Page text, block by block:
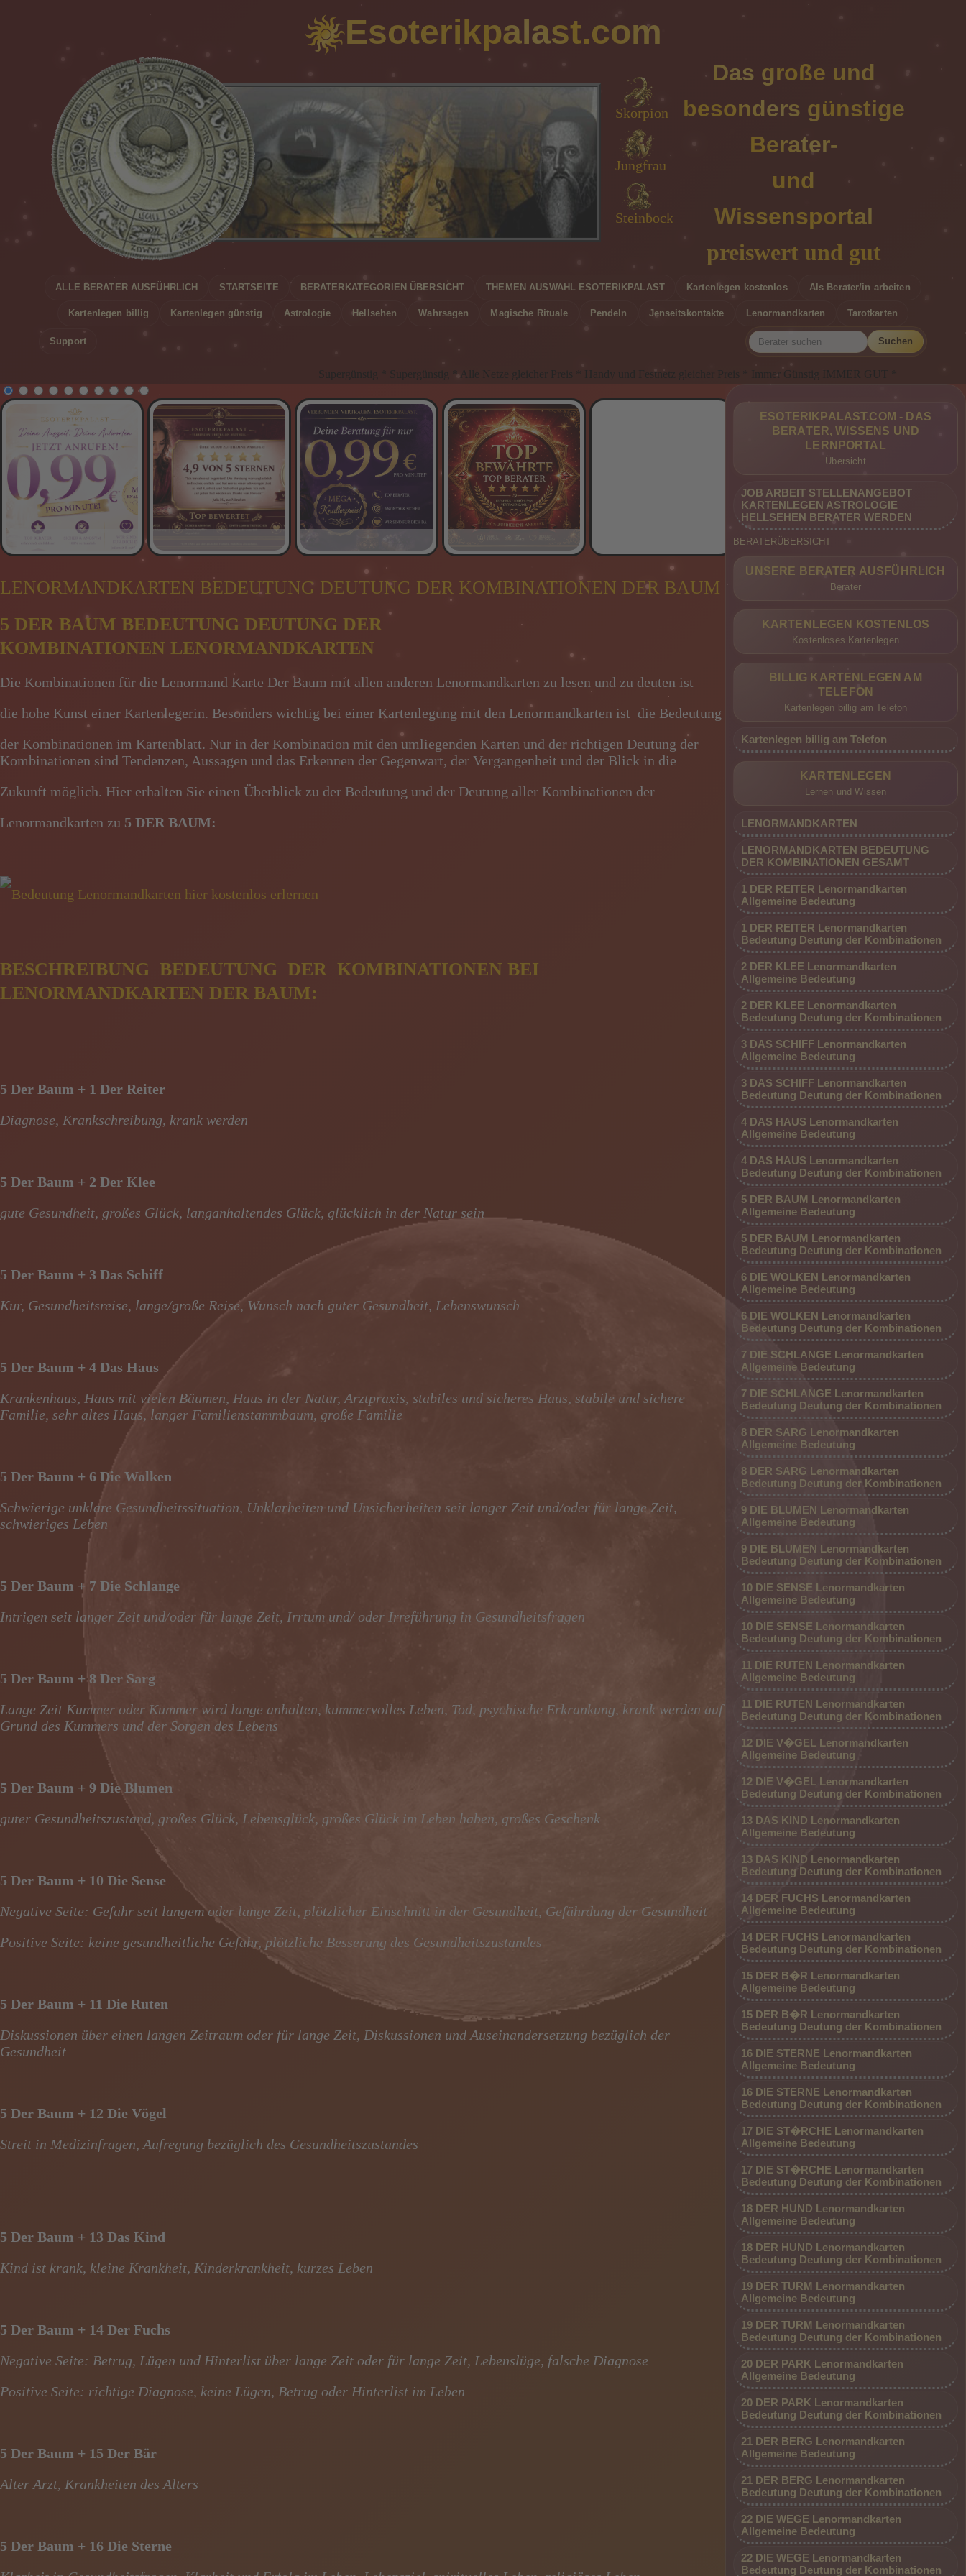
Esoterikpalast.com
Skorpion
Jungfrau
Steinbock
Wassermann
Fische
Widder
Stier
Zwilling
Krebs
Loewe
Jungfrau
Waage
Das große und
besonders günstige
Berater-
und
Wissensportal
preiswert und gut
ALLE BERATER AUSFÜHRLICH STARTSEITE BERATERKATEGORIEN ÜBERSICHT THEMEN AUSWAHL ESOTERIKPALAST Kartenlegen kostenlos Als Berater/in arbeiten
Kartenlegen billig Kartenlegen günstig Astrologie Hellsehen Wahrsagen Magische Rituale Pendeln Jenseitskontakte Lenormandkarten Tarotkarten
Support Suchen
Supergünstig * Supergünstig * Alle Netze gleicher Preis * Handy und Festnetz gleicher Preis * Immer Günstig IMMER GUT *
LENORMANDKARTEN BEDEUTUNG DEUTUNG DER KOMBINATIONEN DER BAUM
5 DER BAUM BEDEUTUNG DEUTUNG DER
KOMBINATIONEN LENORMANDKARTEN
Die Kombinationen für die Lenormand Karte Der Baum mit allen anderen Lenormandkarten zu lesen und zu deuten ist
die hohe Kunst einer Kartenlegerin. Besonders wichtig bei einer Kartenlegung mit den Lenormandkarten ist die Bedeutung
der Kombinationen im Kartenblatt. Nur in der Kombination mit den umliegenden Karten und der richtigen Deutung der
Kombinationen sind Tendenzen, Aussagen und das Erkennen der Gegenwart, der Vergangenheit und der Blick in die
Zukunft möglich. Hier erhalten Sie einen Überblick zu der Bedeutung und der Deutung aller Kombinationen der
Lenormandkarten zu 5 DER BAUM:
BESCHREIBUNG BEDEUTUNG DER KOMBINATIONEN BEI
LENORMANDKARTEN DER BAUM:
5 Der Baum + 1 Der Reiter
Diagnose, Krankschreibung, krank werden
5 Der Baum + 2 Der Klee
gute Gesundheit, großes Glück, langanhaltendes Glück, glücklich in der Natur sein
5 Der Baum + 3 Das Schiff
Kur, Gesundheitsreise, lange/große Reise, Wunsch nach guter Gesundheit, Lebenswunsch
5 Der Baum + 4 Das Haus
Krankenhaus, Haus mit vielen Bäumen, Haus in der Natur, Arztpraxis, stabiles und sicheres Haus, stabile und sichere
Familie, sehr altes Haus, langer Familienstammbaum, große Familie
5 Der Baum + 6 Die Wolken
Schwierige unklare Gesundheitssituation, Unklarheiten und Unsicherheiten seit langer Zeit und/oder für lange Zeit,
schwieriges Leben
5 Der Baum + 7 Die Schlange
Intrigen seit langer Zeit und/oder für lange Zeit, Irrtum und/ oder Irreführung in Gesundheitsfragen
5 Der Baum + 8 Der Sarg
Lange Zeit Kummer oder Kummer wird lange anhalten, kummervolles Leben, Tod, psychische Erkrankung, krank werden auf
Grund des Kummers und der Sorgen des Lebens
5 Der Baum + 9 Die Blumen
guter Gesundheitszustand, großes Glück, Lebensglück, großes Glück im Leben haben, großes Geschenk
5 Der Baum + 10 Die Sense
Negative Seite: Gefahr seit langem oder lange Zeit, plötzlicher Einschnitt in der Gesundheit, Gefährdung der Gesundheit
Positive Seite: keine gesundheitliche Gefahr, plötzliche Besserung des Gesundheitszustandes
5 Der Baum + 11 Die Ruten
Diskussionen über einen langen Zeitraum oder für lange Zeit, Diskussionen und Auseinandersetzung bezüglich der
Gesundheit
5 Der Baum + 12 Die Vögel
Streit in Medizinfragen, Aufregung bezüglich des Gesundheitszustandes
5 Der Baum + 13 Das Kind
Kind ist krank, kleine Krankheit, Kinderkrankheit, kurzes Leben
5 Der Baum + 14 Der Fuchs
Negative Seite: Betrug, Lügen und Hinterlist über lange Zeit oder für lange Zeit, Lebenslüge, falsche Diagnose
Positive Seite: richtige Diagnose, keine Lügen, Betrug oder Hinterlist im Leben
5 Der Baum + 15 Der Bär
Alter Arzt, Krankheiten des Alters
5 Der Baum + 16 Die Sterne
ESOTERIKPALAST.COM - DAS
BERATER, WISSENS UND
LERNPORTAL
Übersicht
JOB ARBEIT STELLENANGEBOT
KARTENLEGEN ASTROLOGIE
HELLSEHEN BERATER WERDEN
BERATERÜBERSICHT
UNSERE BERATER AUSFÜHRLICH
Berater
KARTENLEGEN KOSTENLOS
Kostenloses Kartenlegen
BILLIG KARTENLEGEN AM
TELEFON
Kartenlegen billig am Telefon
Kartenlegen billig am Telefon
KARTENLEGEN
Lernen und Wissen
LENORMANDKARTEN
LENORMANDKARTEN BEDEUTUNG
DER KOMBINATIONEN GESAMT
1 DER REITER Lenormandkarten
Allgemeine Bedeutung
1 DER REITER Lenormandkarten
Bedeutung Deutung der Kombinationen
2 DER KLEE Lenormandkarten
Allgemeine Bedeutung
2 DER KLEE Lenormandkarten
Bedeutung Deutung der Kombinationen
3 DAS SCHIFF Lenormandkarten
Allgemeine Bedeutung
3 DAS SCHIFF Lenormandkarten
Bedeutung Deutung der Kombinationen
4 DAS HAUS Lenormandkarten
Allgemeine Bedeutung
4 DAS HAUS Lenormandkarten
Bedeutung Deutung der Kombinationen
5 DER BAUM Lenormandkarten
Allgemeine Bedeutung
5 DER BAUM Lenormandkarten
Bedeutung Deutung der Kombinationen
6 DIE WOLKEN Lenormandkarten
Allgemeine Bedeutung
6 DIE WOLKEN Lenormandkarten
Bedeutung Deutung der Kombinationen
7 DIE SCHLANGE Lenormandkarten
Allgemeine Bedeutung
7 DIE SCHLANGE Lenormandkarten
Bedeutung Deutung der Kombinationen
8 DER SARG Lenormandkarten
Allgemeine Bedeutung
8 DER SARG Lenormandkarten
Bedeutung Deutung der Kombinationen
9 DIE BLUMEN Lenormandkarten
Allgemeine Bedeutung
9 DIE BLUMEN Lenormandkarten
Bedeutung Deutung der Kombinationen
10 DIE SENSE Lenormandkarten
Allgemeine Bedeutung
10 DIE SENSE Lenormandkarten
Bedeutung Deutung der Kombinationen
11 DIE RUTEN Lenormandkarten
Allgemeine Bedeutung
11 DIE RUTEN Lenormandkarten
Bedeutung Deutung der Kombinationen
12 DIE V�GEL Lenormandkarten
Allgemeine Bedeutung
12 DIE V�GEL Lenormandkarten
Bedeutung Deutung der Kombinationen
13 DAS KIND Lenormandkarten
Allgemeine Bedeutung
13 DAS KIND Lenormandkarten
Bedeutung Deutung der Kombinationen
14 DER FUCHS Lenormandkarten
Allgemeine Bedeutung
14 DER FUCHS Lenormandkarten
Bedeutung Deutung der Kombinationen
15 DER B�R Lenormandkarten
Allgemeine Bedeutung
15 DER B�R Lenormandkarten
Bedeutung Deutung der Kombinationen
16 DIE STERNE Lenormandkarten
Allgemeine Bedeutung
16 DIE STERNE Lenormandkarten
Bedeutung Deutung der Kombinationen
17 DIE ST�RCHE Lenormandkarten
Allgemeine Bedeutung
17 DIE ST�RCHE Lenormandkarten
Bedeutung Deutung der Kombinationen
18 DER HUND Lenormandkarten
Allgemeine Bedeutung
18 DER HUND Lenormandkarten
Bedeutung Deutung der Kombinationen
19 DER TURM Lenormandkarten
Allgemeine Bedeutung
19 DER TURM Lenormandkarten
Bedeutung Deutung der Kombinationen
20 DER PARK Lenormandkarten
Allgemeine Bedeutung
20 DER PARK Lenormandkarten
Bedeutung Deutung der Kombinationen
21 DER BERG Lenormandkarten
Allgemeine Bedeutung
21 DER BERG Lenormandkarten
Bedeutung Deutung der Kombinationen
22 DIE WEGE Lenormandkarten
Allgemeine Bedeutung
22 DIE WEGE Lenormandkarten
Bedeutung Deutung der Kombinationen